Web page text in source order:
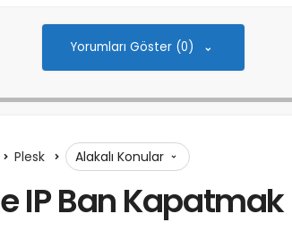
Yorumları Göster (0)
Plesk Alakalı Konular
IP Ban Kapatmak